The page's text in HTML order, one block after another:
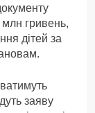
гривень,
дітей за
заяву